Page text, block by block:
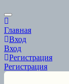
Scroll
to
Top
Главная
Вход
Вход
Регистрация
Регистрация